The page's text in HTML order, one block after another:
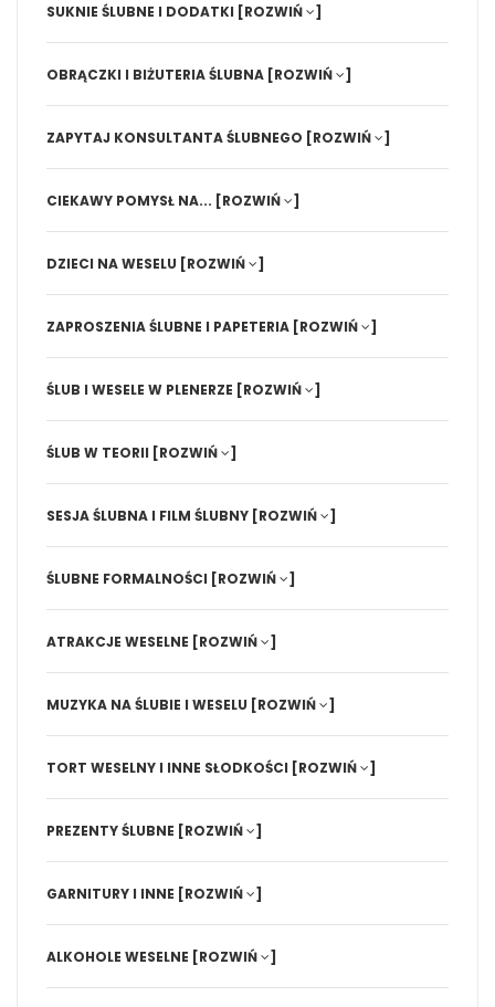
SUKNIE ŚLUBNE I DODATKI [ROZWIŃ ]
OBRĄCZKI I BIŻUTERIA ŚLUBNA [ROZWIŃ ]
ZAPYTAJ KONSULTANTA ŚLUBNEGO [ROZWIŃ ]
CIEKAWY POMYSŁ NA... [ROZWIŃ ]
DZIECI NA WESELU [ROZWIŃ ]
ZAPROSZENIA ŚLUBNE I PAPETERIA [ROZWIŃ ]
ŚLUB I WESELE W PLENERZE [ROZWIŃ ]
ŚLUB W TEORII [ROZWIŃ ]
SESJA ŚLUBNA I FILM ŚLUBNY [ROZWIŃ ]
ŚLUBNE FORMALNOŚCI [ROZWIŃ ]
ATRAKCJE WESELNE [ROZWIŃ ]
MUZYKA NA ŚLUBIE I WESELU [ROZWIŃ ]
TORT WESELNY I INNE SŁODKOŚCI [ROZWIŃ ]
PREZENTY ŚLUBNE [ROZWIŃ ]
GARNITURY I INNE [ROZWIŃ ]
ALKOHOLE WESELNE [ROZWIŃ ]